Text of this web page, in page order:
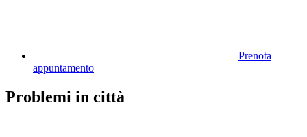
Prenota
appuntamento
Problemi in città